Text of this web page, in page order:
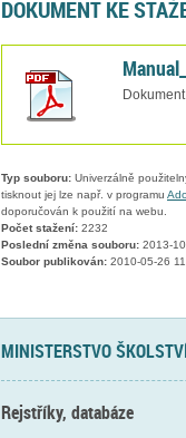
DOKUMENT KE
Typ souboru: Univerzálně
tisknout jej lze např. v programu
doporučován k použití na webu.
Počet stažení: 2232
Poslední změna souboru: 2013-
Soubor publikován: 2010-05-26
MINISTERSTVO
Rejstříky, databáze